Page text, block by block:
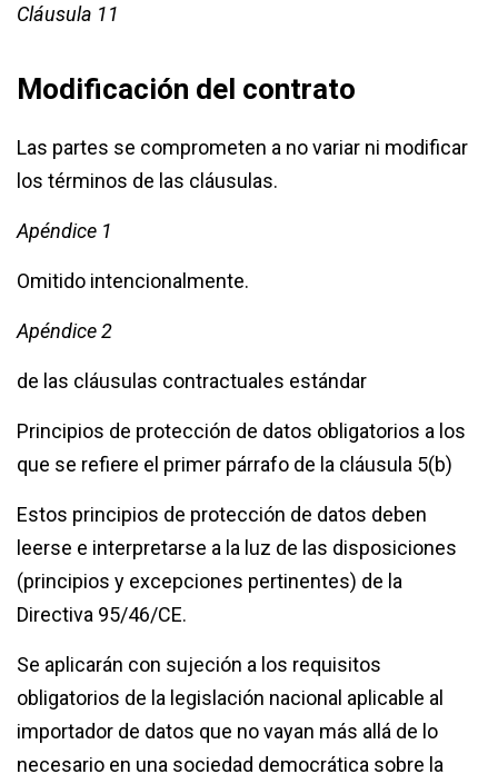
Cláusula 11
Modificación del contrato
Las partes se comprometen a no variar ni modificar
los términos de las cláusulas.
Apéndice 1
Omitido intencionalmente.
Apéndice 2
de las cláusulas contractuales estándar
Principios de protección de datos obligatorios a los
que se refiere el primer párrafo de la cláusula 5(b)
Estos principios de protección de datos deben
leerse e interpretarse a la luz de las disposiciones
(principios y excepciones pertinentes) de la
Directiva 95/46/CE.
Se aplicarán con sujeción a los requisitos
obligatorios de la legislación nacional aplicable al
importador de datos que no vayan más allá de lo
necesario en una sociedad democrática sobre la